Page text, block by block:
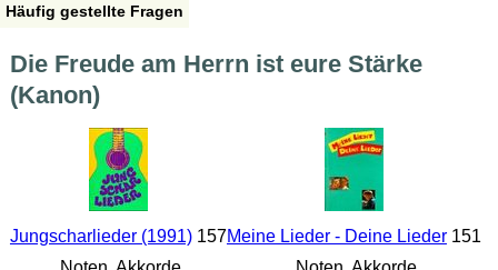
Häufig gestellte Fragen
Die Freude am Herrn ist eure Stärke
(Kanon)
Jungscharlieder (1991)157Meine Lieder - Deine Lieder151